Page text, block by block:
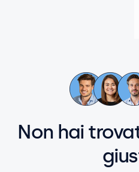
Non hai